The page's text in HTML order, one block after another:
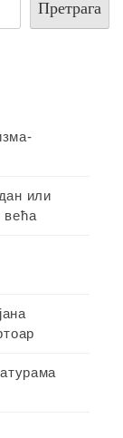
Претрага
или
већа